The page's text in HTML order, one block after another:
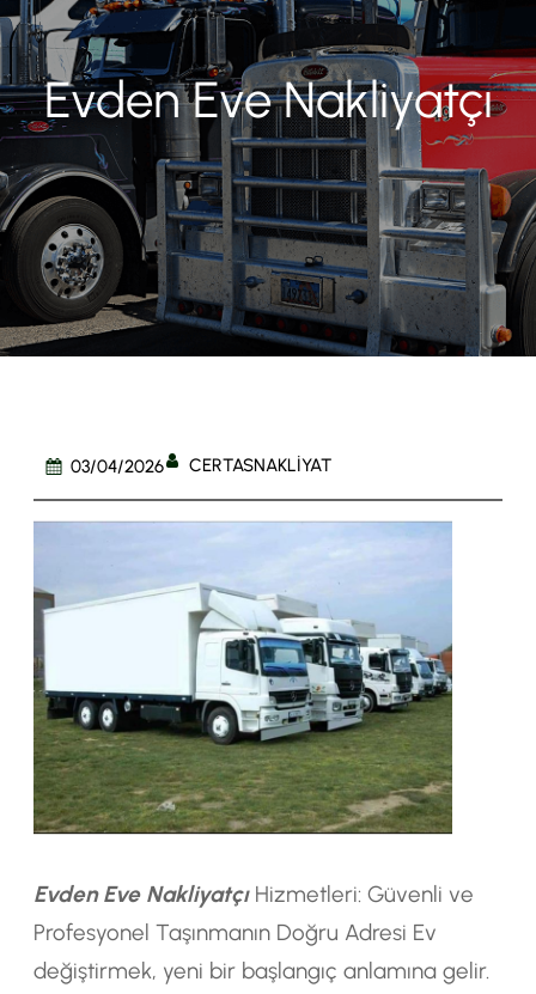
Evden Eve Nakliyatçı
03/04/2026 CERTASNAKLIYAT
Evden Eve NakliyatçıHizmetleri: Güvenli ve
Profesyonel Taşınmanın Doğru Adresi Ev
değiştirmek, yeni bir başlangıç anlamına gelir.